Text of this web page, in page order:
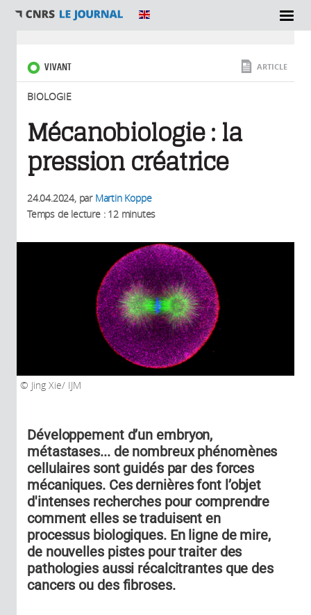
SECTIONS
VIVANT
BIOLOGIE
ARTICLE
Mécanobiologie : la
pression créatrice
24.04.2024, par Martin Koppe
Temps de lecture : 12 minutes
Jing Xie/ IJM
Développement d’un embryon,
métastases... de nombreux phénomènes
cellulaires sont guidés par des forces
mécaniques. Ces dernières font l’objet
d'intenses recherches pour comprendre
comment elles se traduisent en
processus biologiques. En ligne de mire,
de nouvelles pistes pour traiter des
pathologies aussi récalcitrantes que des
cancers ou des fibroses.